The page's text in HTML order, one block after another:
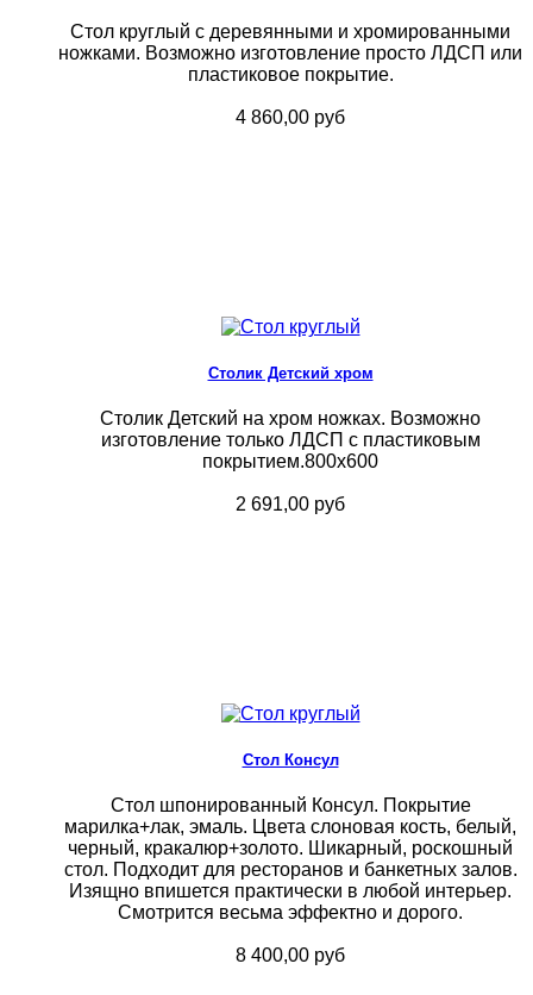
Стол круглый с деревянными и хромированными
ножками. Возможно изготовление просто ЛДСП или
пластиковое покрытие.
4 860,00 руб
Столик Детский хром
Столик Детский на хром ножках. Возможно
изготовление только ЛДСП с пластиковым
покрытием.800х600
2 691,00 руб
Стол Консул
Стол шпонированный Консул. Покрытие
марилка+лак, эмаль. Цвета слоновая кость, белый,
черный, кракалюр+золото. Шикарный, роскошный
стол. Подходит для ресторанов и банкетных залов.
Изящно впишется практически в любой интерьер.
Смотрится весьма эффектно и дорого.
8 400,00 руб